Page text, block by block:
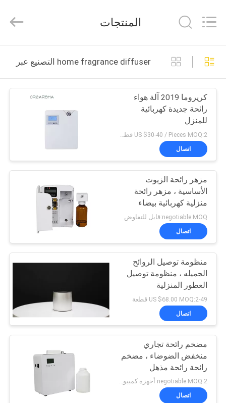
منزل،
بيت
منتجات
أشرطة
فيديو
عرض
الواقع
الافتراضي
معلومات
جولة
في
المعمل
مراقبة
الجودة
Market.
Developed
ECER
المنتجات
home fragrance diffuser التصنيع عبر الإنترنت
كريروما 2019 آلة هواء
رائحة جديدة كهربائية
للمنزل
US $30-40 / Pieces MOQ:2 قطعة / قطعة
اتصال
مزهر رائحة الزيوت
الأساسية ، مزهر رائحة
منزلية كهربائية بيضاء
negotiable MOQ:قابل للتفاوض
اتصال
منظومة توصيل الروائح
الجميله ، منظومة توصيل
العطور المنزلية
US $68.00 MOQ:2-49 قطعة
اتصال
مضخم رائحة تجاري
منخفض الضوضاء ، مضخم
رائحة رائحة مذهل
negotiable MOQ:2 أجهزة كمبيوتر
اتصال